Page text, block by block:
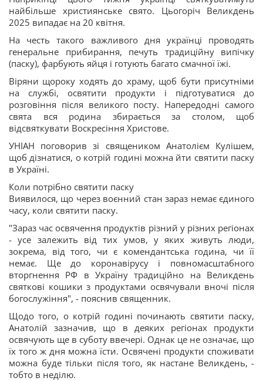
найбільше християнське свято. Цьогоріч Великдень
2025 випадає на 20 квітня.
На честь такого важливого дня українці проводять
генеральне прибирання, печуть традиційну випічку
(паску), фарбують яйця і готують багато смачної їжі.
Віряни щороку ходять до храму, щоб бути присутніми
на службі, освятити продукти і підготуватися до
розговіння після великого посту. Напередодні самого
свята вся родина збирається за столом, щоб
відсвяткувати Воскресіння Христове.
УНІАН поговорив зі священиком Анатолієм Кулішем,
щоб дізнатися, о котрій годині можна йти святити паску
в Україні.
Коли потрібно святити паску
Виявилося, що через воєнний стан зараз немає єдиного
часу, коли святити паску.
"Зараз час освячення продуктів різний у різних регіонах
- усе залежить від тих умов, у яких живуть люди,
зокрема, від того, чи є комендантська година, чи її
немає. Ще до коронавірусу і повномасштабного
вторгнення РФ в Україну традиційно на Великдень
святкові кошики з продуктами освячували вночі після
богослужіння", - пояснив священник.
Щодо того, о котрій годині починають святити паску,
Анатолій зазначив, що в деяких регіонах продукти
освячують ще в суботу ввечері. Однак це не означає, що
їх того ж дня можна їсти. Освячені продукти споживати
можна буде тільки після того, як настане Великдень, -
тобто в неділю.